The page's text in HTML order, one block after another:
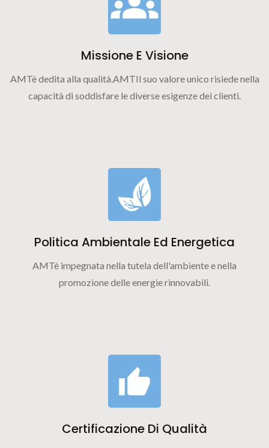
Missione E Visione
AMTè dedita alla qualità.AMTIl suo valore unico risiede nella
capacità di soddisfare le diverse esigenze dei clienti.
Politica Ambientale Ed Energetica
AMTè impegnata nella tutela dell'ambiente e nella
promozione delle energie rinnovabili.
Certificazione Di Qualità